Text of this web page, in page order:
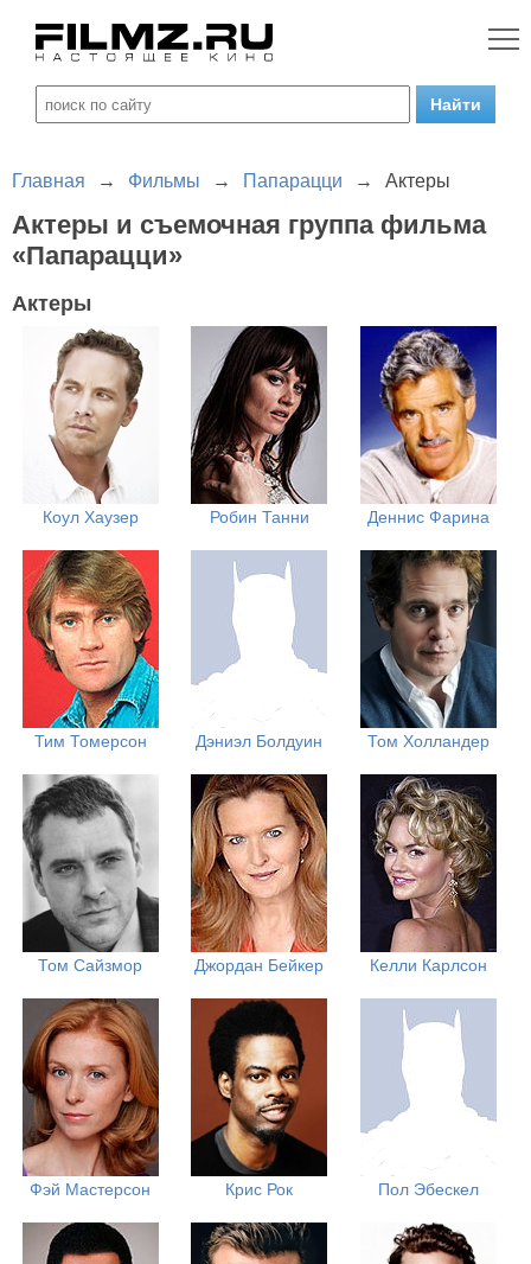
Главная → Фильмы → Папарацци → Актеры
Актеры и съемочная группа фильма
«Папарацци»
Актеры
Коул Хаузер Робин Танни Деннис Фарина
Тим Томерсон Дэниэл Болдуин Том Холландер
Том Сайзмор Джордан Бейкер Келли Карлсон
Фэй Мастерсон Крис Рок Пол Эбескел